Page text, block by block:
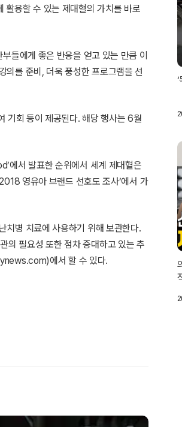
활용할 수 있는 제대혈의 가치를 바로
들에게 좋은 반응을 얻고 있는 만큼 이
의를 준비, 더욱 풍성한 프로그램을 선
기회 등이 제공된다. 해당 행사는 6월
에서 발표한 순위에서 세계 제대혈은
영유아 브랜드 선호도 조사’에서 가
치병 치료에 사용하기 위해 보관한다.
의 필요성 또한 점차 증대하고 있는 추
에서 할 수 있다.